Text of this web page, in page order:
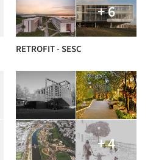
+ 6
RETROFIT - SESC
+ 4